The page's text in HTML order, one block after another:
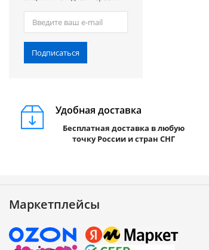
Подписаться
Удобная доставка
Бесплатная доставка в любую
точку России и стран СНГ
Маркетплейсы